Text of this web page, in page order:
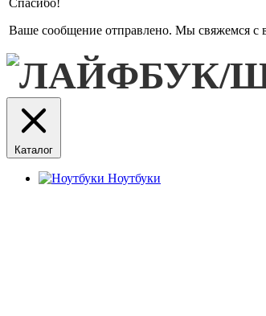
Спасибо!
Ваше сообщение отправлено. Мы свяжемся с
Каталог
Ноутбуки